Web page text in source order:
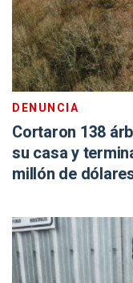
DENUNCIA
Cortaron 138
su casa y
millón de